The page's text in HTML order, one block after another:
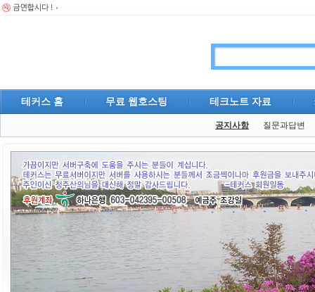
테커스 홈 무료 웹호스팅 테크노트 자료
공지사항 질문과답변